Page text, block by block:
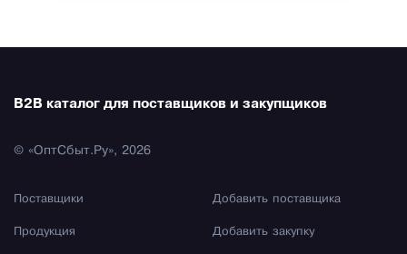
B2B каталог для поставщиков и закупщиков
© «ОптСбыт.Ру», 2026
Поставщики
Продукция
Добавить поставщика
Добавить закупку